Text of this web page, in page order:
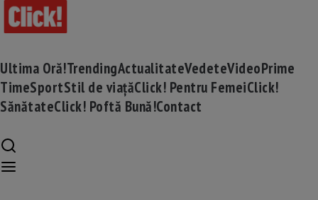
Ultima Oră!TrendingActualitateVedeteVideoPrime
TimeSportStil de viațăClick! Pentru FemeiClick!
SănătateClick! Poftă Bună!Contact